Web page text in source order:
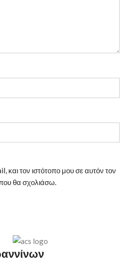
και τον ιστότοπο μου σε αυτόν τον
θα σχολιάσω.